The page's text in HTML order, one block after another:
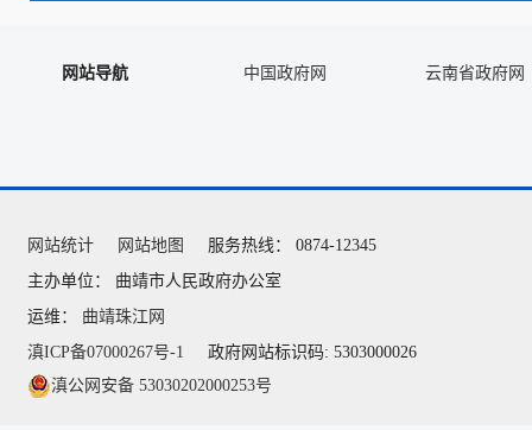
网站导航 中国政府网 云南省政府网
网站统计 网站地图
服务热线： 0874-12345
主办单位： 曲靖市人民政府办公室
运维： 曲靖珠江网
滇ICP备07000267号-1
政府网站标识码: 5303000026
滇公网安备 53030202000253号